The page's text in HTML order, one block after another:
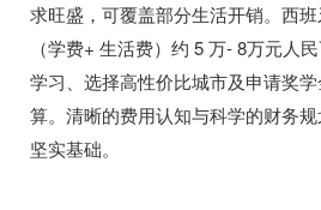
求旺盛，可覆盖部分生活开销。西
（学费+ 生活费）约 5 万- 8万元人
学习、选择高性价比城市及申请奖
算。清晰的费用认知与科学的财务
坚实基础。